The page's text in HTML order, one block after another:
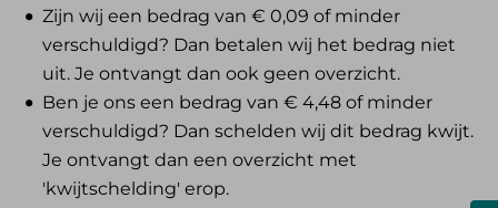
Zijn wij een bedrag van € 0,09 of minder
verschuldigd? Dan betalen wij het bedrag niet
uit. Je ontvangt dan ook geen overzicht.
Ben je ons een bedrag van € 4,48 of minder
verschuldigd? Dan schelden wij dit bedrag kwijt.
Je ontvangt dan een overzicht met
'kwijtschelding' erop.